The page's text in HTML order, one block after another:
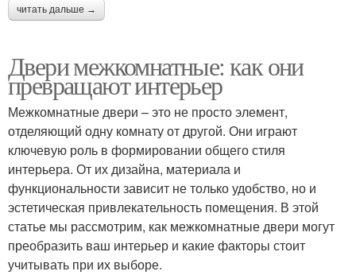
читать дальше →
Двери межкомнатные: как они
превращают интерьер
Межкомнатные двери – это не просто элемент,
отделяющий одну комнату от другой. Они играют
ключевую роль в формировании общего стиля
интерьера. От их дизайна, материала и
функциональности зависит не только удобство, но и
эстетическая привлекательность помещения. В этой
статье мы рассмотрим, как межкомнатные двери могут
преобразить ваш интерьер и какие факторы стоит
учитывать при их выборе.